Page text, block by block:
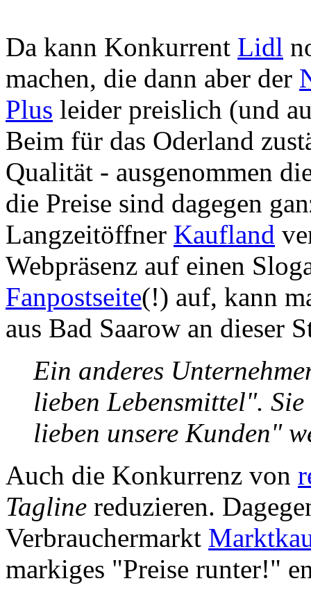
Da kann Konkurrent Lidl
machen, die dann aber der
Plus leider preislich (und
Beim für das Oderland
Qualität - ausgenommen
die Preise sind dagegen
Langzeitöffner Kaufland
Webpräsenz auf einen
Fanpostseite(!) auf, kann
aus Bad Saarow an dieser
Ein anderes
lieben Lebensmittel".
lieben unsere Kunden"
Auch die Konkurrenz von
Tagline reduzieren.
Verbrauchermarkt
markiges "Preise runter!"